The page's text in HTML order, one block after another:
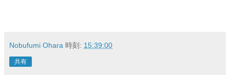
Nobufumi Ohara 時刻: 15:39:00
共有